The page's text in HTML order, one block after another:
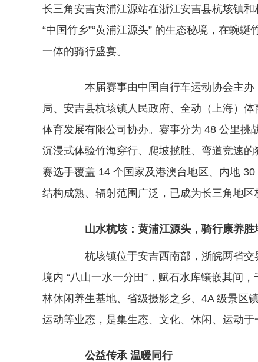
长三角安吉黄浦江源站在浙江安吉县杭垓镇
“中国竹乡”“黄浦江源头” 的生态秘境，在蜿
一体的骑行盛宴。
本届赛事由中国自行车运动协会主办
局、安吉县杭垓镇人民政府、全动（上海）
体育发展有限公司协办。赛事分为 48 公里挑
沉浸式体验竹海穿行、爬坡揽胜、弯道竞速
赛选手覆盖 14 个国家及港澳台地区、内地
结构成熟、辐射范围广泛，已成为长三角地
山水杭垓：黄浦江源头，骑行康养胜
杭垓镇位于安吉西南部，浙皖两省交
境内 “八山一水一分田”，赋石水库镶嵌其间
林休闲养生基地、省级摄影之乡、4A 级景区
运动等业态，是集生态、文化、休闲、运动于
公益传承 温暖同行